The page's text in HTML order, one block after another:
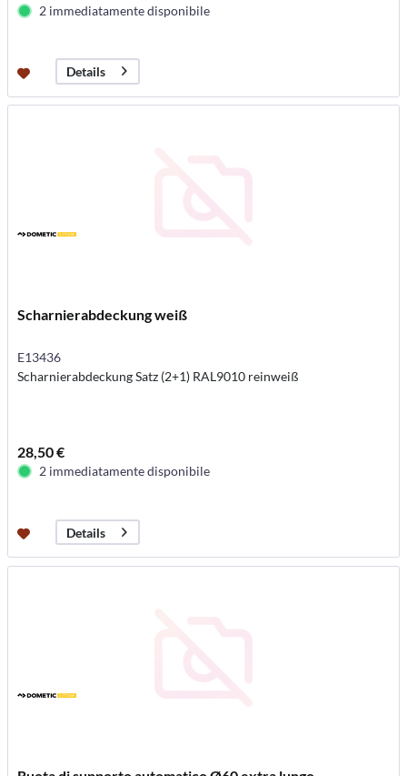
2 immediatamente disponibile
Details
Scharnierabdeckung weiß
E13436
Scharnierabdeckung Satz (2+1) RAL9010 reinweiß
28,50 €
2 immediatamente disponibile
Details